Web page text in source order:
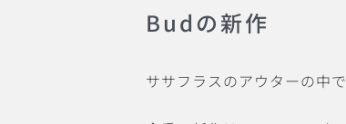
Budの新作
ササフラスのアウターの中